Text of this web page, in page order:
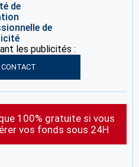
de
de
les publicités :
CONTACT
100% gratuite si vous
vos fonds sous 24H